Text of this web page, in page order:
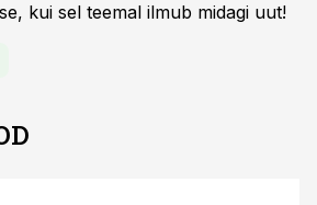
kui sel teemal ilmub midagi uut!